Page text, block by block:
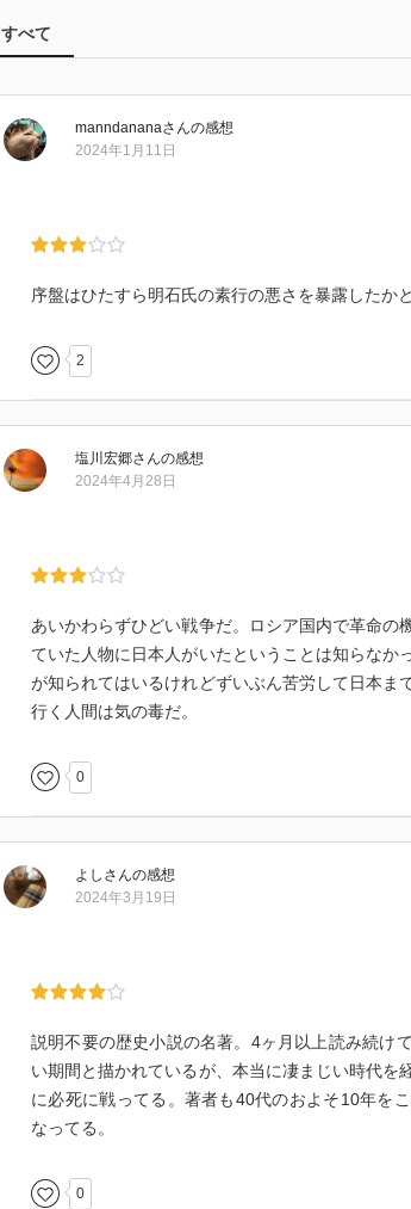
すべて
manndananaさんの感想
2024年1月11日
序盤はひたすら明石氏の素行の悪さを暴露したか
2
塩川宏郷さんの感想
2024年4月28日
あいかわらずひどい戦争だ。ロシア国内で革命の
ていた人物に日本人がいたということは知らなか
が知られてはいるけれどずいぶん苦労して日本ま
行く人間は気の毒だ。
0
よし さんの感想
2024年3月19日
説明不要の歴史小説の名著。4ヶ月以上読み続け
い期間と描かれているが、本当に凄まじい時代を
に必死に戦ってる。著者も40代のおよそ10年を
なってる。
0